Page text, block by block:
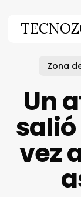
Zona
Un
vez